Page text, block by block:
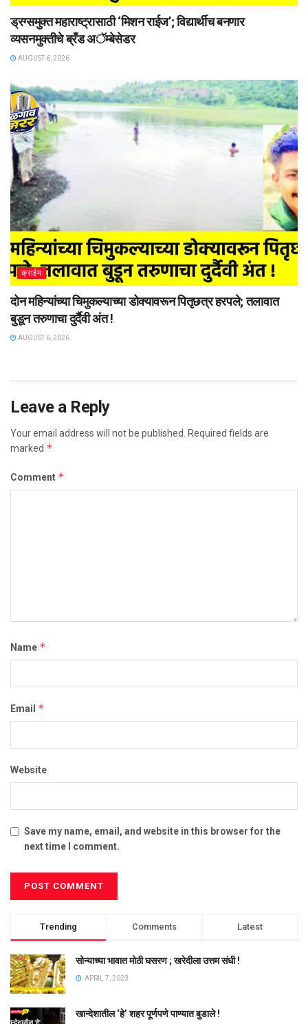
ड्रग्समुक्त महाराष्ट्रासाठी ‘मिशन राईज’; विद्यार्थीच बनणार
व्यसनमुक्तीचे ब्रँड अॅम्बेसेडर
AUGUST 6, 2026
क्राईम
दोन महिन्यांच्या चिमुकल्याच्या डोक्यावरून पितृछत्र हरपले; तलावात
बुडून तरुणाचा दुर्दैवी अंत !
AUGUST 6, 2026
Leave a Reply
Your email address will not be published.
Required fields are
marked *
Comment *
Name *
Email *
Website
Save my name, email, and website in this browser for the
next time I comment.
Trending Comments Latest
सोन्याच्या भावात मोठी घसरण ; खरेदीला उत्तम संधी !
APRIL 7, 2023
खान्देशातील ‘हे’ शहर पूर्णपणे पाण्यात बुडाले !